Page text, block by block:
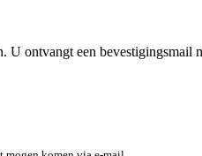
ontvangt een bevestigingsmail